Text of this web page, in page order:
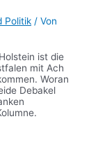
Politik / Von
ist die
mit Ach
Woran
Debakel